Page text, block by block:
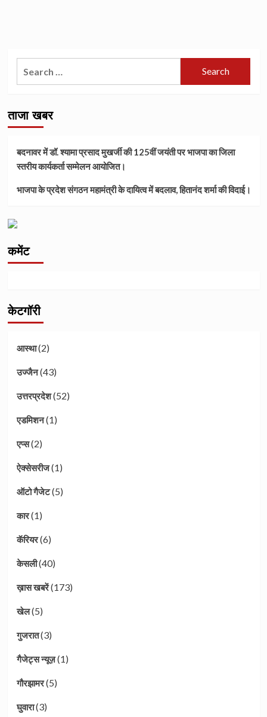
ताजा खबर
बदनावर में डॉ. श्यामा प्रसाद मुखर्जी की 125वीं जयंती पर भाजपा का जिला
स्तरीय कार्यकर्ता सम्मेलन आयोजित।
भाजपा के प्रदेश संगठन महामंत्री के दायित्व में बदलाव, हितानंद शर्मा की विदाई।
कमेंट
केटगॉरी
आस्था(2)
उज्जैन(43)
उत्तरप्रदेश(52)
एडमिशन(1)
एप्स(2)
ऐक्सेसरीज(1)
ऑटो गैजेट(5)
कार(1)
कॅरियर(6)
केसली(40)
ख़ास खबरें(173)
खेल(5)
गुजरात(3)
गैजेट्स न्यूज़(1)
गौरझामर(5)
घुवारा(3)